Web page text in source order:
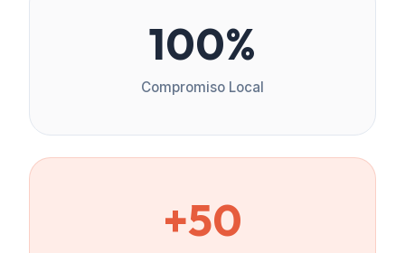
100%
Compromiso Local
+50